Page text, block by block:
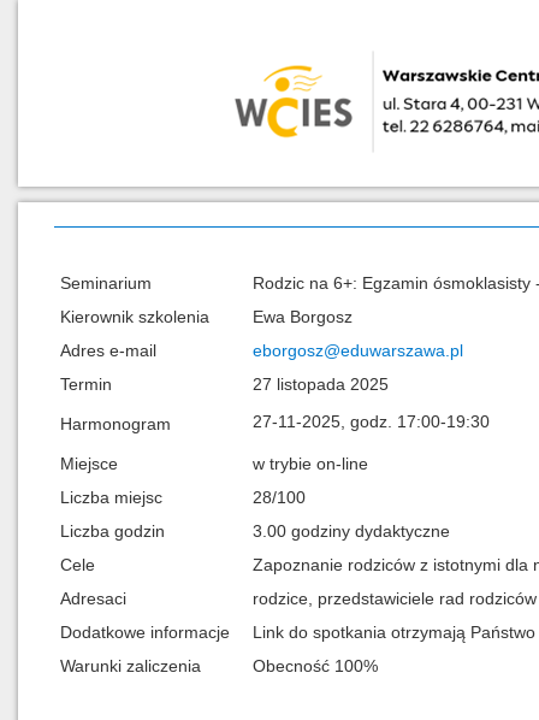
Seminarium
Rodzic na 6+: Egzamin
Kierownik szkolenia
Ewa Borgosz
Adres e-mail
eborgosz@eduwarszawa.pl
Termin
27 listopada 2025
Harmonogram 27-11-2025, godz. 17:00-19:30
Miejsce
w trybie on-line
Liczba miejsc
28/100
Liczba godzin
3.00 godziny dydaktyczne
Cele
Zapoznanie rodziców z istotnymi dla
Adresaci
rodzice, przedstawiciele rad rodziców
Dodatkowe informacje
Link do spotkania otrzymają
Warunki zaliczenia
Obecność 100%